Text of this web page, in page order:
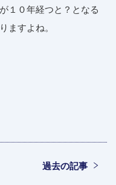
１０年経つと？となる
ますよね。
過去の記事